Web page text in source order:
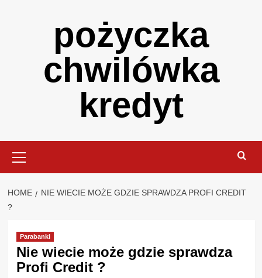
pożyczka
chwilówka
kredyt
Menu
HOME
NIE WIECIE MOŻE GDZIE SPRAWDZA PROFI CREDIT
?
Parabanki
Nie wiecie może gdzie sprawdza
Profi Credit ?